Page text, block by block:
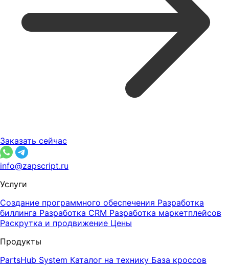
Заказать сейчас
info@zapscript.ru
Услуги
Создание программного обеспечения Разработка
биллинга Разработка CRM Разработка маркетплейсов
Раскрутка и продвижение Цены
Продукты
PartsHub System Каталог на технику База кроссов